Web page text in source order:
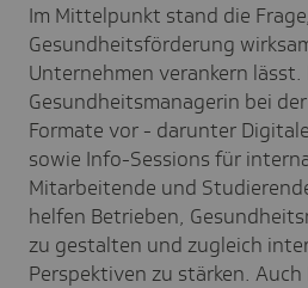
Im Mittelpunkt stand die
Gesundheitsförderung
Unternehmen verankern lässt.
Gesundheitsmanagerin bei
Formate vor - darunter
sowie Info-Sessions für
Mitarbeitende und
helfen Betrieben,
zu gestalten und zugleich
Perspektiven zu stärken.